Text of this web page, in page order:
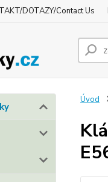
DOTAZY/Contact Us
Úvod